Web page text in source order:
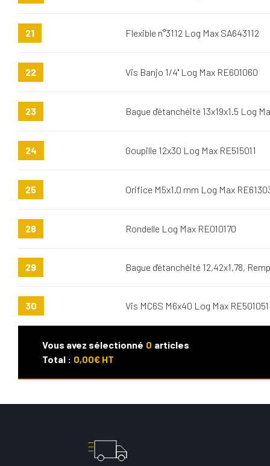
21 Flexible n°3112 Log Max SA643112
22 Vis Banjo 1/4'' Log Max RE601060
23 Bague d'étanchéité 13x19x1.5 Log
24 Goupille 12x30 Log Max RE515011
25 Orifice M5x1.0 mm Log Max
28 Rondelle Log Max RE010170
29 Bague d'étanchéité 12,42x1,78,
30 Vis MC6S M6x40 Log Max RE501051
Vous avez sélectionné 0 articles
Total : 0,00€ HT